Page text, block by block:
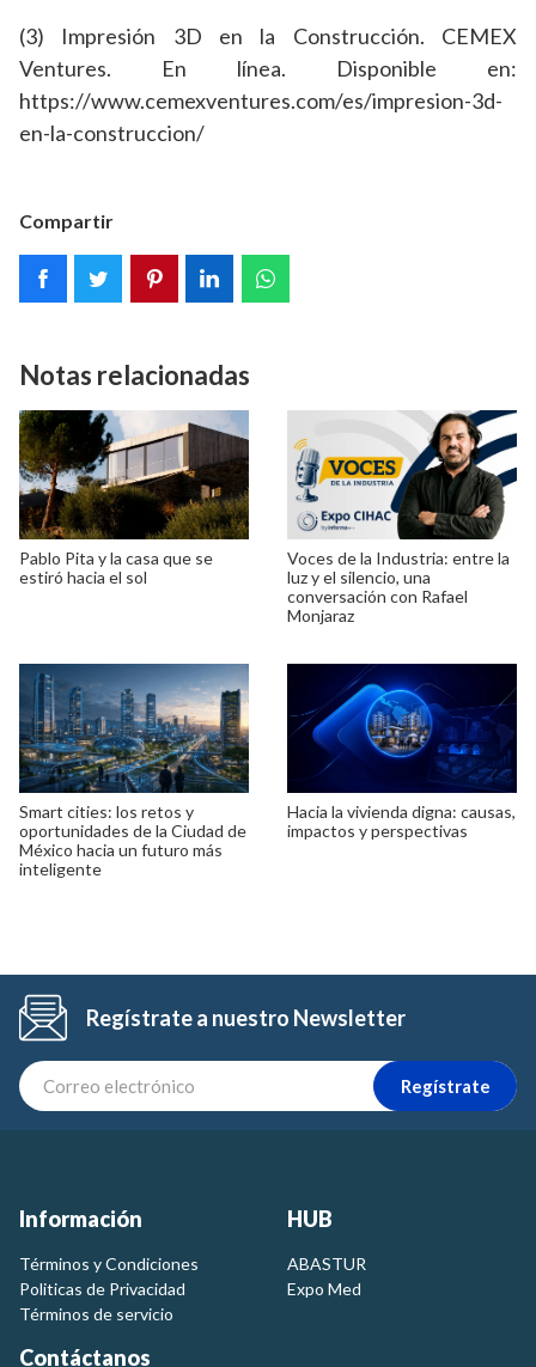
(3) Impresión 3D en la Construcción. CEMEX
Ventures. En línea. Disponible en:
https://www.cemexventures.com/es/impresion-3d-
en-la-construccion/
Compartir
Notas relacionadas
Pablo Pita y la casa que se
estiró hacia el sol
Voces de la Industria: entre la
luz y el silencio, una
conversación con Rafael
Monjaraz
Smart cities: los retos y
oportunidades de la Ciudad de
México hacia un futuro más
inteligente
Hacia la vivienda digna: causas,
impactos y perspectivas
Regístrate a nuestro Newsletter
Regístrate
Información
Términos y Condiciones
Politicas de Privacidad
Términos de servicio
HUB
ABASTUR
Expo Med
Contáctanos